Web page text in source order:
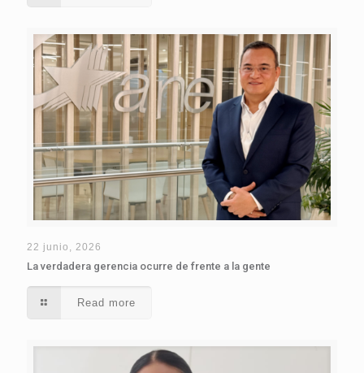
22 junio, 2026
La verdadera gerencia ocurre de frente a la gente
Read more